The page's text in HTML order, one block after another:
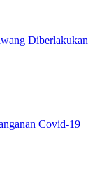
Diberlakukan
Covid-19